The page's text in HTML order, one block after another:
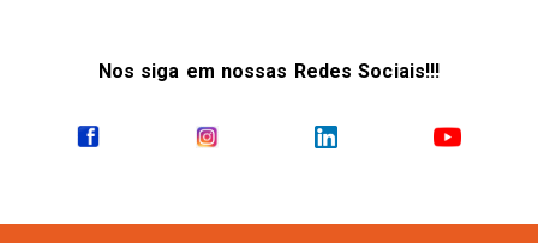
Nos siga em nossas Redes Sociais!!!